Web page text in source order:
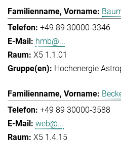
+49 89 30000-3346
hmb@...
X5 1.1.01
Hochenergie
+49 89 30000-3588
web@...
X5 1.4.15